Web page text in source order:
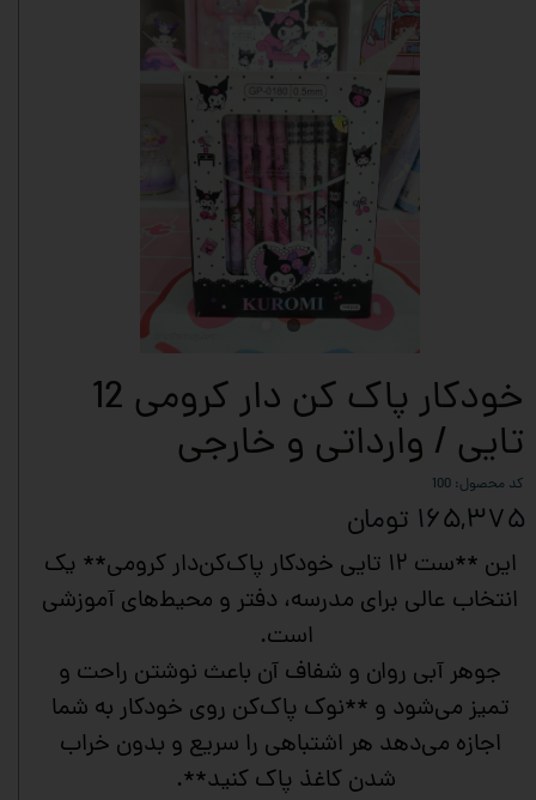
خودکار پاک کن دار کرومی 12
تایی / وارداتی و خارجی
کد محصول: 100
۱۶۵,۳۷۵ تومان
این **ست ۱۲ تایی خودکار پاک‌کن‌دار کرومی** یک
انتخاب عالی برای مدرسه، دفتر و محیط‌های آموزشی
است.
جوهر آبی روان و شفاف آن باعث نوشتن راحت و
تمیز می‌شود و **نوک پاک‌کن روی خودکار به شما
اجازه می‌دهد هر اشتباهی را سریع و بدون خراب
شدن کاغذ پاک کنید**.